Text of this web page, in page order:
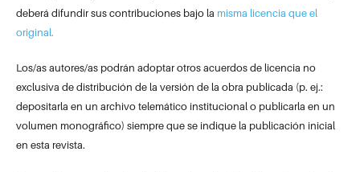
deberá difundir sus contribuciones bajo la misma licencia que el
original.
Los/as autores/as podrán adoptar otros acuerdos de licencia no
exclusiva de distribución de la versión de la obra publicada (p. ej.:
depositarla en un archivo telemático institucional o publicarla en un
volumen monográfico) siempre que se indique la publicación inicial
en esta revista.